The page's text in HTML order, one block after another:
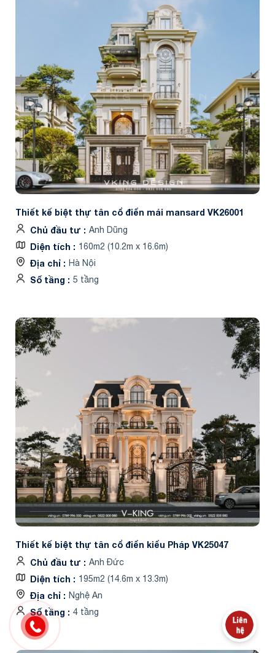
Thiết kế biệt thự tân cổ điển mái mansard VK26001
Chủ đầu tư
Anh Dũng
Diện tích 160m2 (10.2m x 16.6m)
Địa chỉ Hà Nội
Số tầng 5 tầng
Thiết kế biệt thự tân cổ điển kiểu Pháp VK25047
Chủ đầu tư
Anh Đức
Diện tích 195m2 (14.6m x 13.3m)
Địa chỉ Nghệ An
Số tầng 4 tầng